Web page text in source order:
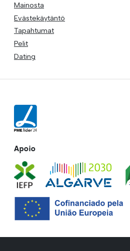
Mainosta
Evästekäytäntö
Tapahtumat
Pelit
Dating
Apoio